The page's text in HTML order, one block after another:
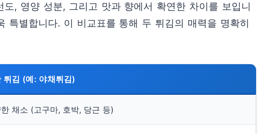
, 영양 성분, 그리고 맛과 향에서 확연한 차이를 보입니
별합니다. 이 비교표를 통해 두 튀김의 매력을 명확히
튀김 (예: 야채튀김)
채소 (고구마, 호박, 당근 등)